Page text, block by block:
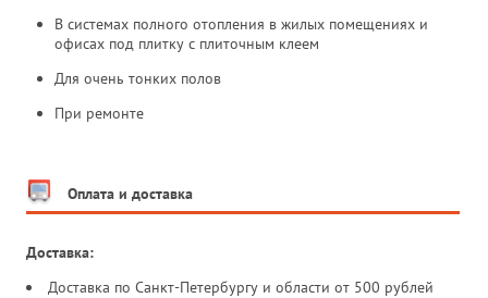
В системах полного отопления в жилых помещениях и
офисах под плитку с плиточным клеем
Для очень тонких полов
При ремонте
Оплата и доставка
Доставка:
Доставка по Санкт-Петербургу и области от 500 рублей